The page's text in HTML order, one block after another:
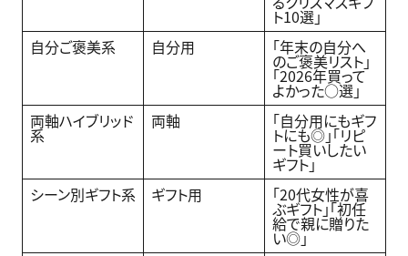
ト10選」
自分ご褒美系
自分用 「年末の自分へ
のご褒美リスト」
「2026年買って
よかった○選」
両軸ハイブリッド
系
両軸 「自分用にもギフ
トにも◎」「リピ
ート買いしたい
ギフト」
シーン別ギフト系
ギフト用 「20代女性が喜
ぶギフト」「初任
給で親に贈りた
い◎」